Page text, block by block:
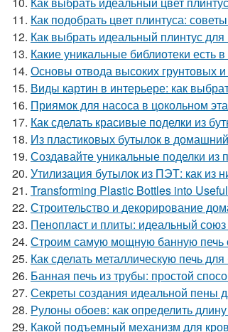
11. Как подобрать цвет плинтуса:
12. Как выбрать идеальный плинтус
13. Какие уникальные библиотеки есть
14. Основы отвода высоких грунтовых
15. Виды картин в интерьере: как
16. Приямок для насоса в цокольном
17. Как сделать красивые поделки из
18. Из пластиковых бутылок в
19. Создавайте уникальные поделки из
20. Утилизация бутылок из ПЭТ: как из
21. Transforming Plastic Bottles into
22. Строительство и декорирование
23. Пенопласт и плиты: идеальный союз
24. Строим самую мощную банную печь
25. Как сделать металлическую печь
26. Банная печь из трубы: простой
27. Секреты создания идеальной пены
28. Рулоны обоев: как определить
29. Какой подъемный механизм для